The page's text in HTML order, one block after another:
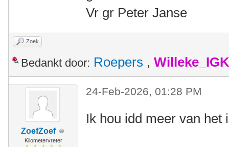
Vr gr Peter Janse
Zoek
Bedankt door: Roepers ,
ZoefZoef
Kilometervreter
24-Feb-2026, 01:28 PM
Ik hou idd meer van